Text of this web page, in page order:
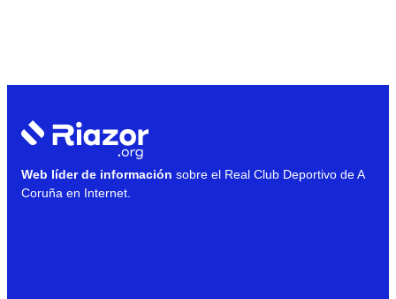
Web líder de información sobre el Real Club Deportivo de A
Coruña en Internet.